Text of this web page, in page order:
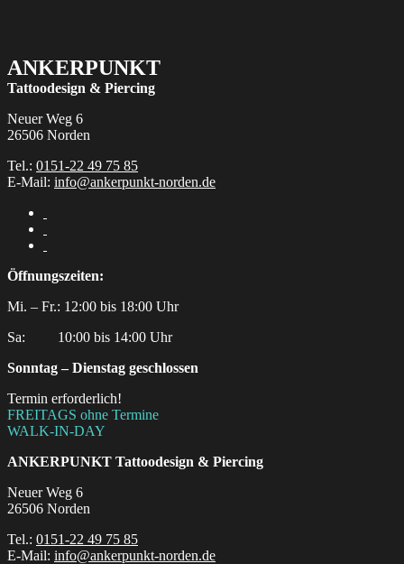
ANKERPUNKT
Tattoodesign & Piercing
Neuer Weg 6
26506 Norden
Tel.: 0151-22 49 75 85
E-Mail: info@ankerpunkt-norden.de
Öffnungszeiten:
Mi. – Fr.: 12:00 bis 18:00 Uhr
Sa:‎ ‎ ‎ ‎ ‎ ‎ ‎ ‎ ‎ 10:00 bis 14:00 Uhr
Sonntag – Dienstag geschlossen
Termin erforderlich!
FREITAGS ohne Termine
WALK-IN-DAY
ANKERPUNKT Tattoodesign & Piercing
Neuer Weg 6
26506 Norden
Tel.: 0151-22 49 75 85
E-Mail: info@ankerpunkt-norden.de